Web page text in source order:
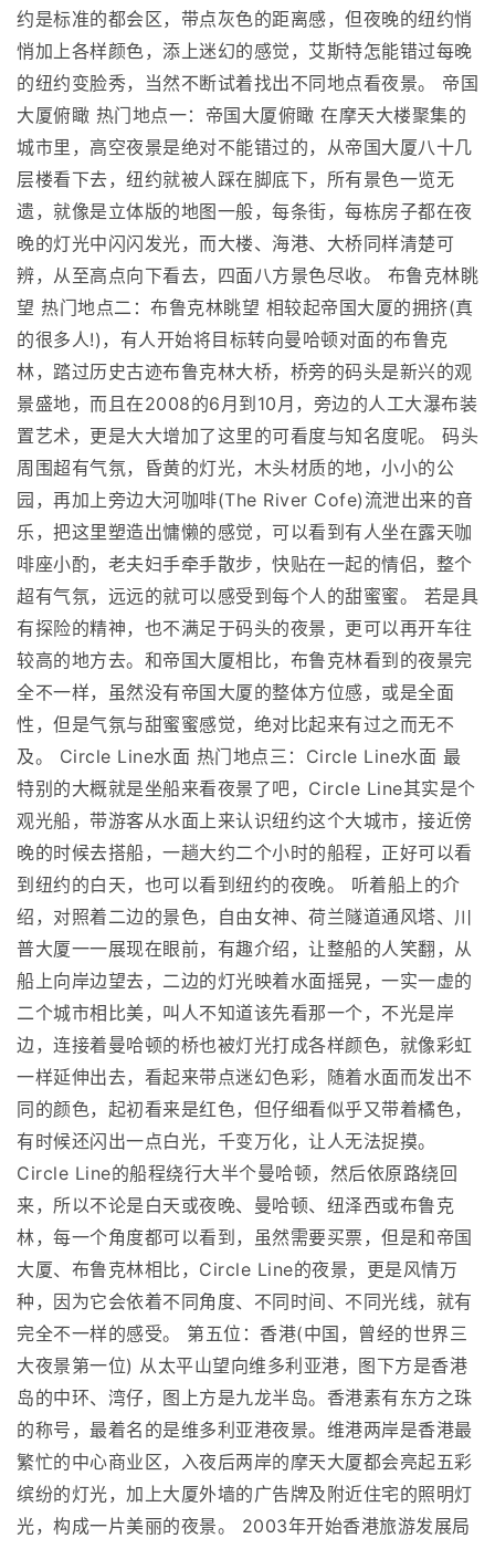
约是标准的都会区，带点灰色的距离感，但夜晚的纽约悄
悄加上各样颜色，添上迷幻的感觉，艾斯特怎能错过每晚
的纽约变脸秀，当然不断试着找出不同地点看夜景。 帝国
大厦俯瞰 热门地点一：帝国大厦俯瞰 在摩天大楼聚集的
城市里，高空夜景是绝对不能错过的，从帝国大厦八十几
层楼看下去，纽约就被人踩在脚底下，所有景色一览无
遗，就像是立体版的地图一般，每条街，每栋房子都在夜
晚的灯光中闪闪发光，而大楼、海港、大桥同样清楚可
辨，从至高点向下看去，四面八方景色尽收。 布鲁克林眺
望 热门地点二：布鲁克林眺望 相较起帝国大厦的拥挤(真
的很多人!)，有人开始将目标转向曼哈顿对面的布鲁克
林，踏过历史古迹布鲁克林大桥，桥旁的码头是新兴的观
景盛地，而且在2008的6月到10月，旁边的人工大瀑布装
置艺术，更是大大增加了这里的可看度与知名度呢。 码头
周围超有气氛，昏黄的灯光，木头材质的地，小小的公
园，再加上旁边大河咖啡(The River Cofe)流泄出来的音
乐，把这里塑造出慵懒的感觉，可以看到有人坐在露天咖
啡座小酌，老夫妇手牵手散步，快贴在一起的情侣，整个
超有气氛，远远的就可以感受到每个人的甜蜜蜜。 若是具
有探险的精神，也不满足于码头的夜景，更可以再开车往
较高的地方去。和帝国大厦相比，布鲁克林看到的夜景完
全不一样，虽然没有帝国大厦的整体方位感，或是全面
性，但是气氛与甜蜜蜜感觉，绝对比起来有过之而无不
及。 Circle Line水面 热门地点三：Circle Line水面 最
特别的大概就是坐船来看夜景了吧，Circle Line其实是个
观光船，带游客从水面上来认识纽约这个大城市，接近傍
晚的时候去搭船，一趟大约二个小时的船程，正好可以看
到纽约的白天，也可以看到纽约的夜晚。 听着船上的介
绍，对照着二边的景色，自由女神、荷兰隧道通风塔、川
普大厦一一展现在眼前，有趣介绍，让整船的人笑翻，从
船上向岸边望去，二边的灯光映着水面摇晃，一实一虚的
二个城市相比美，叫人不知道该先看那一个，不光是岸
边，连接着曼哈顿的桥也被灯光打成各样颜色，就像彩虹
一样延伸出去，看起来带点迷幻色彩，随着水面而发出不
同的颜色，起初看来是红色，但仔细看似乎又带着橘色，
有时候还闪出一点白光，千变万化，让人无法捉摸。
Circle Line的船程绕行大半个曼哈顿，然后依原路绕回
来，所以不论是白天或夜晚、曼哈顿、纽泽西或布鲁克
林，每一个角度都可以看到，虽然需要买票，但是和帝国
大厦、布鲁克林相比，Circle Line的夜景，更是风情万
种，因为它会依着不同角度、不同时间、不同光线，就有
完全不一样的感受。 第五位：香港(中国，曾经的世界三
大夜景第一位) 从太平山望向维多利亚港，图下方是香港
岛的中环、湾仔，图上方是九龙半岛。香港素有东方之珠
的称号，最着名的是维多利亚港夜景。维港两岸是香港最
繁忙的中心商业区，入夜后两岸的摩天大厦都会亮起五彩
缤纷的灯光，加上大厦外墙的广告牌及附近住宅的照明灯
光，构成一片美丽的夜景。 2003年开始香港旅游发展局